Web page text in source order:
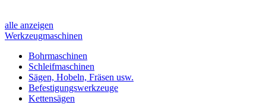
alle anzeigen
Werkzeugmaschinen
Bohrmaschinen
Schleifmaschinen
Sägen, Hobeln, Fräsen usw.
Befestigungswerkzeuge
Kettensägen